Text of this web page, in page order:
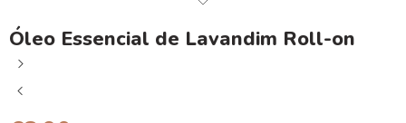
Óleo Essencial de Lavandim Roll-on